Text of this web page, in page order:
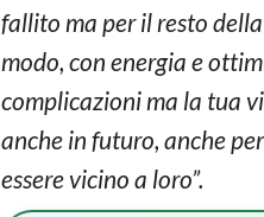
fallito ma per il resto
modo, con energia e
complicazioni ma la tua
anche in futuro, anche
essere vicino a loro”.